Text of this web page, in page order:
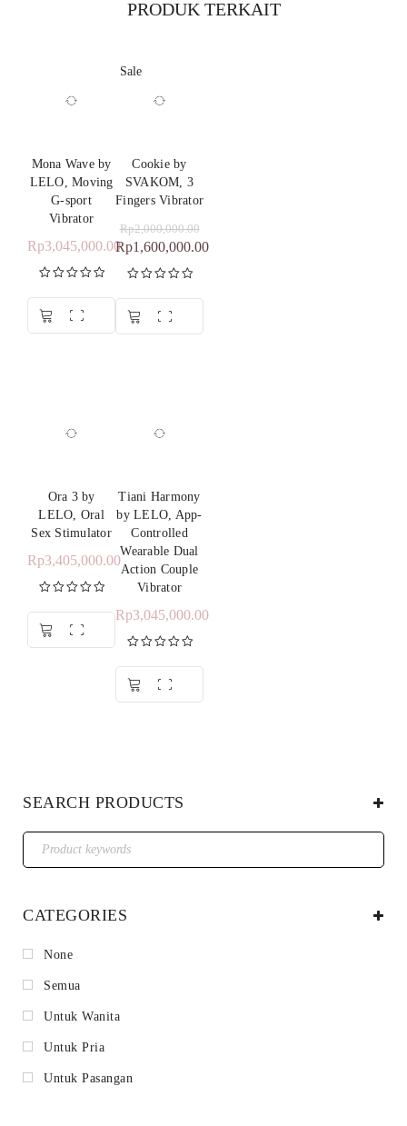
SEARCH PRODUCTS
CATEGORIES
None
Semua
Untuk Wanita
Untuk Pria
Untuk Pasangan
PRODUK TERKAIT
Mona Wave by
LELO, Moving
G-sport
Vibrator
Rp3,045,000.00
Dinilai5.00
dari 5
Sale
Cookie by
SVAKOM, 3
Fingers Vibrator
Rp2,000,000.00
Rp1,600,000.00
Dinilai5.00
dari 5
Ora 3 by
LELO, Oral
Sex Stimulator
Rp3,405,000.00
Dinilai5.00
dari 5
Tiani Harmony
by LELO, App-
Controlled
Wearable Dual
Action Couple
Vibrator
Rp3,045,000.00
Dinilai5.00
dari 5